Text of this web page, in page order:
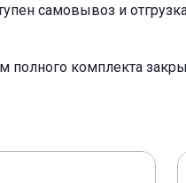
самовывоз и
полного комплекта